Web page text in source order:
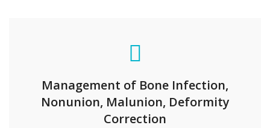
Management of Bone Infection,
Nonunion, Malunion, Deformity
Correction